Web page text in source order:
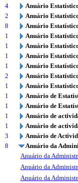
4
Anuário
2
Anuário
8
Anuário
1
Anuário
1
Anuário
1
Anuário
1
Anuário
2
Anuário
1
Anuário
1
Anuário de
1
Anuário de
1
Anuário de
1
Anuário de
3
Anuário de
8
Anuário da
Anuário da
Anuário da
Anuário da